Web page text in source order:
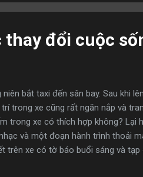
thay đổi cuộc
bắt taxi đến sân bay. Sau khi
trong xe cũng rất ngăn nắp và
trong xe có thích hợp không? Lại
và một đoạn hành trình thoải
trên xe có tờ báo buổi sáng và tạp